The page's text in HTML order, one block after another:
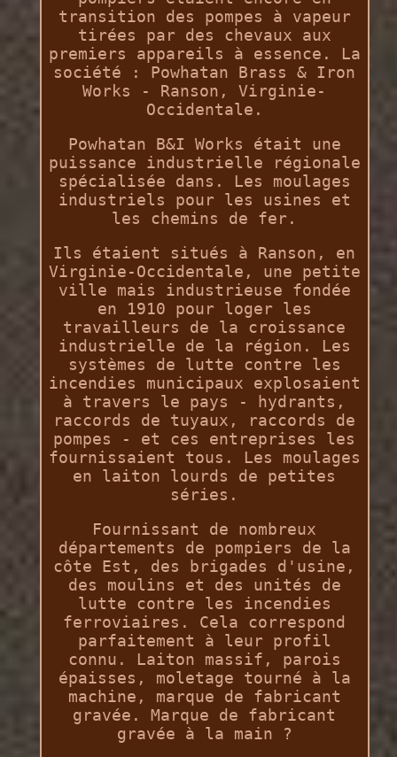
transition des pompes à vapeur
tirées par des chevaux aux
premiers appareils à essence. La
société : Powhatan Brass & Iron
Works - Ranson, Virginie-
Occidentale.
Powhatan B&I Works était une
puissance industrielle régionale
spécialisée dans. Les moulages
industriels pour les usines et
les chemins de fer.
Ils étaient situés à Ranson, en
Virginie-Occidentale, une petite
ville mais industrieuse fondée
en 1910 pour loger les
travailleurs de la croissance
industrielle de la région. Les
systèmes de lutte contre les
incendies municipaux explosaient
à travers le pays - hydrants,
raccords de tuyaux, raccords de
pompes - et ces entreprises les
fournissaient tous. Les moulages
en laiton lourds de petites
séries.
Fournissant de nombreux
départements de pompiers de la
côte Est, des brigades d'usine,
des moulins et des unités de
lutte contre les incendies
ferroviaires. Cela correspond
parfaitement à leur profil
connu. Laiton massif, parois
épaisses, moletage tourné à la
machine, marque de fabricant
gravée. Marque de fabricant
gravée à la main ?